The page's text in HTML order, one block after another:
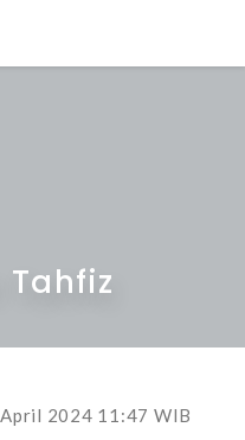
April 2024 11:47 WIB